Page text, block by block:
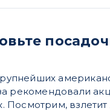
рекомендовали
Посмотрим, взлетит